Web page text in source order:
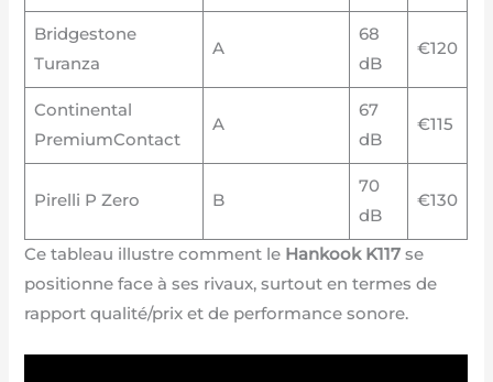
Bridgestone
Turanza
A
68
dB
€120
Continental
PremiumContact
A
67
dB
€115
Pirelli P Zero B
70
dB
€130
Ce tableau illustre comment le Hankook K117 se
positionne face à ses rivaux, surtout en termes de
rapport qualité/prix et de performance sonore.